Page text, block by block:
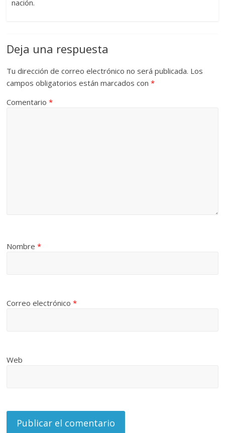
nación.
Deja una respuesta
Tu dirección de correo electrónico no será publicada. Los
campos obligatorios están marcados con*
Comentario*
Nombre*
Correo electrónico*
Web